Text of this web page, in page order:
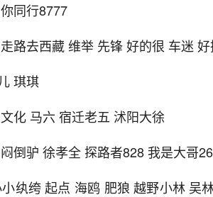
同行8777
路去西藏 维举 先锋 好的很 车迷
琪琪
化 马六 宿迁老五 沭阳大徐
倒驴 徐孝全 探路者828 我是大哥
纨绔 起点 海鸥 肥狼 越野小林 吴